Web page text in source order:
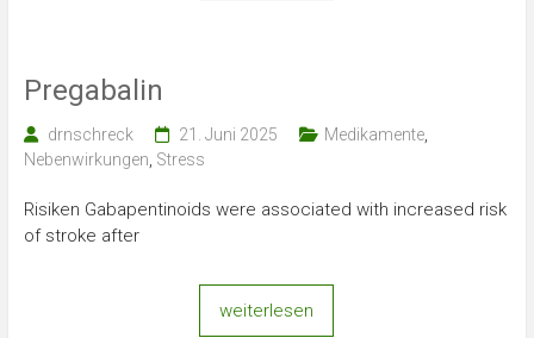
Pregabalin
drnschreck 21. Juni 2025 Medikamente,
Nebenwirkungen Stress
Risiken Gabapentinoids were associated with increased risk
of stroke after
weiterlesen